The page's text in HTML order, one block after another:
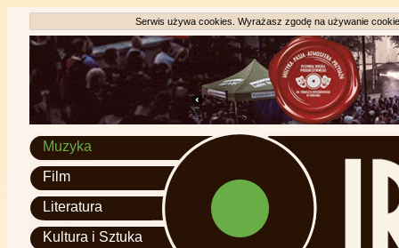
Serwis używa cookies. Wyrażasz zgodę na używanie
Muzyka
Film
Literatura
Kultura i Sztuka